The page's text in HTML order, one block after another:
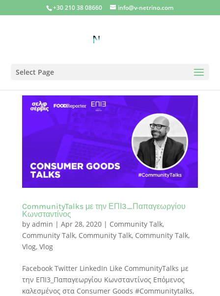
+30 210 38 08660 info@v-netrino.com
Select Page
CommunityTalks με την ΕΠΙ3_Παπαγεωργίου
Κωνσταντίνος
by admin | Apr 28, 2020| Community Talk,
Community Talk, Community Talk, Community Talk,
Vlog, Vlog
Facebook Twitter LinkedIn Like CommunityTalks με
την ΕΠΙ3_Παπαγεωργίου Κωνσταντίνος Eπόμενος
καλεσμένος στα Consumer Goods #Communitytalks,